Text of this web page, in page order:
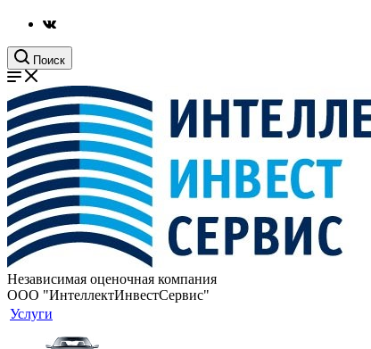
Поиск
Независимая оценочная компания
ООО "ИнтеллектИнвестСервис"
Услуги